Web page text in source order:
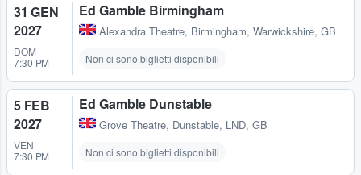
31 GEN
2027
DOM
7:30 PM
Ed Gamble Birmingham
Alexandra Theatre, Birmingham, Warwickshire, GB
Non ci sono biglietti disponibili
5 FEB
2027
VEN
7:30 PM
Ed Gamble Dunstable
Grove Theatre, Dunstable, LND, GB
Non ci sono biglietti disponibili